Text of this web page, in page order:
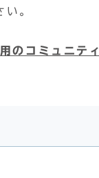
。
のコミュニティ